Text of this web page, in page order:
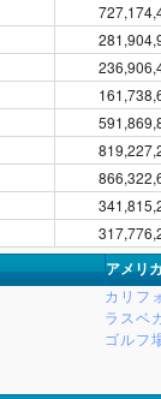
アメリ
カリフ
ラスベ
ゴルフ